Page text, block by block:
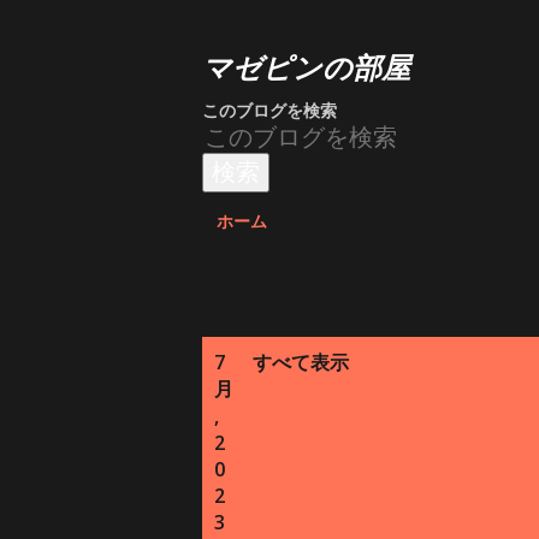
マゼピンの部屋
このブログを検索
ホーム
7
月
,
2
0
2
3
すべて表示